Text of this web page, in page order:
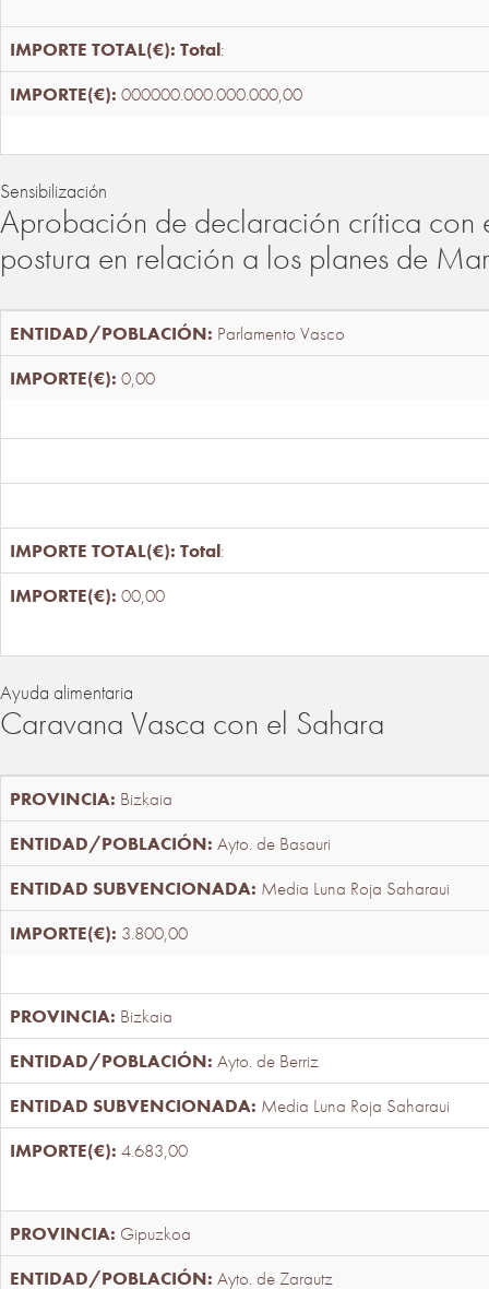
Total:
000000.000.000.000,00
Sensibilización
Aprobación de declaración crítica con
postura en relación a los planes de
Parlamento Vasco
0,00
Total:
00,00
Ayuda alimentaria
Caravana Vasca con el Sahara
Bizkaia
Ayto. de Basauri
Media Luna Roja Saharaui
3.800,00
Bizkaia
Ayto. de Berriz
Media Luna Roja Saharaui
4.683,00
Gipuzkoa
Ayto. de Zarautz